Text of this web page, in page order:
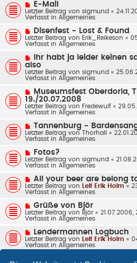
a
g
B
e
i
a
g
e
u
B
e
i
a
g
E-Mail
Letzter Beitrag von sigmund «
Verfasst in Allgemeines
e
u
B
e
i
t
g
Disenfest - Lost & Found
Letzter Beitrag von Erik_Reikeson «
Verfasst in Allgemeines
e
u
e
r
B
e
i
t
r
g
Ihr habt ja leider keinen
also
Letzter Beitrag von sigmund «
Verfasst in Allgemeines
e
u
e
r
B
i
t
g
Museumsfest Oberdorla,
19./20.07.2008
Letzter Beitrag von Fredewulf «
Verfasst in Allgemeines
N
e
u
B
e
i
a
g
Tannenburg -
Letzter Beitrag von Thorhall «
Verfasst in Allgemeines
e
u
B
e
i
a
g
Fotos?
Letzter Beitrag von sigmund «
Verfasst in Allgemeines
N
e
u
B
e
i
a
g
All your beer are belong
Letzter Beitrag von Leif Erik Holm «
Verfasst in Allgemeines
N
e
u
B
e
i
Grüße von Björ
Letzter Beitrag von Björ « 21.07.2006,
Verfasst in Allgemeines
e
u
e
B
Lendermannen Logbuch
Letzter Beitrag von Leif Erik Holm «
Verfasst in Allgemeines